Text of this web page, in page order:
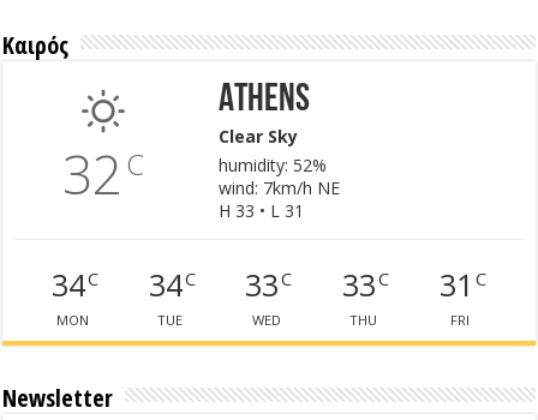
Καιρός
32 C
Athens
Clear Sky
humidity: 52%
wind: 7km/h NE
H 33 • L 31
34C
MON
34C
TUE
33C
WED
33C
THU
31 C
FRI
Newsletter